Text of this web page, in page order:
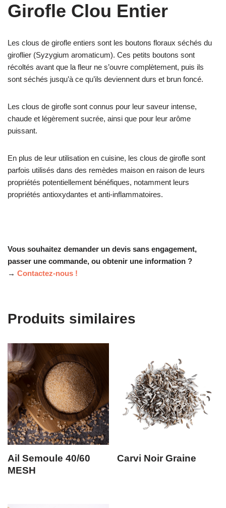
Girofle Clou Entier
Les clous de girofle entiers sont les boutons floraux séchés du
giroflier (Syzygium aromaticum). Ces petits boutons sont
récoltés avant que la fleur ne s’ouvre complètement, puis ils
sont séchés jusqu’à ce qu’ils deviennent durs et brun foncé.
Les clous de girofle sont connus pour leur saveur intense,
chaude et légèrement sucrée, ainsi que pour leur arôme
puissant.
En plus de leur utilisation en cuisine, les clous de girofle sont
parfois utilisés dans des remèdes maison en raison de leurs
propriétés potentiellement bénéfiques, notamment leurs
propriétés antioxydantes et anti-inflammatoires.
Vous souhaitez demander un devis sans engagement,
passer une commande, ou obtenir une information ?
→ Contactez-nous !
Produits similaires
Ail Semoule 40/60
MESH
Carvi Noir Graine